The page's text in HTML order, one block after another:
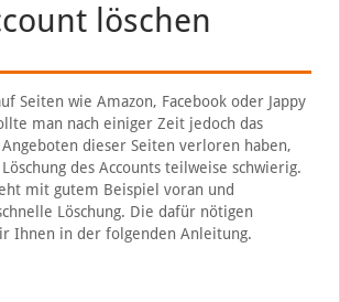
löschen
Seiten wie Amazon, Facebook oder Jappy
man nach einiger Zeit jedoch das
dieser Seiten verloren haben,
des Accounts teilweise schwierig.
mit gutem Beispiel voran und
Löschung. Die dafür nötigen
Ihnen in der folgenden Anleitung.